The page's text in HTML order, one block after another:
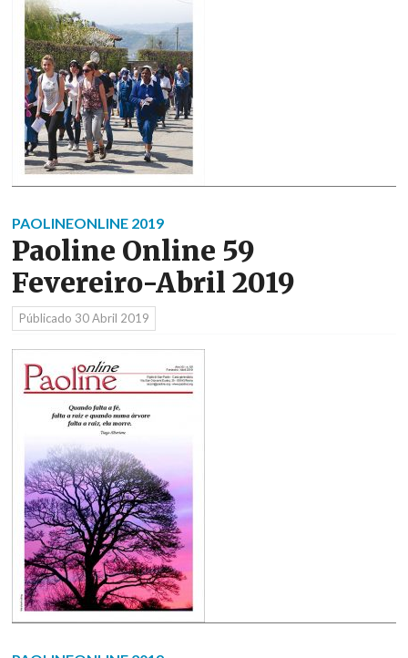
PAOLINEONLINE 2019
Paoline Online 59
Fevereiro-Abril 2019
Públicado 30 Abril 2019